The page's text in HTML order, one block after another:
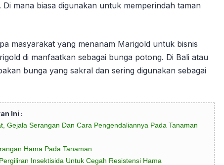
mana biasa digunakan untuk memperindah taman
masyarakat yang menanam Marigold untuk bisnis
di manfaatkan sebagai bunga potong. Di Bali atau
bunga yang sakral dan sering digunakan sebagai
Ini :
Gejala Serangan Dan Cara Pengendaliannya Pada Tanaman
Hama Pada Tanaman
Insektisida Untuk Cegah Resistensi Hama